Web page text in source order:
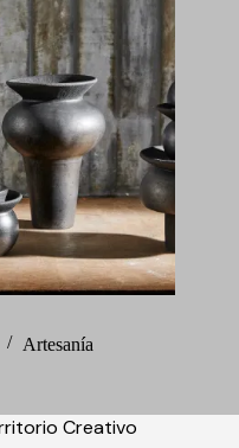
Artesanía
Creativo